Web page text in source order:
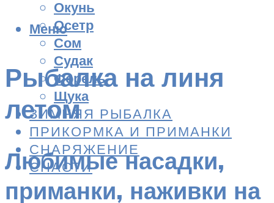
Окунь
Осетр
Сом
Судак
Форель
Щука
ЗИМНЯЯ РЫБАЛКА
ПРИКОРМКА И ПРИМАНКИ
СНАРЯЖЕНИЕ
СНАСТИ
Меню
Рыбалка на линя
летом
Любимые насадки,
приманки, наживки на